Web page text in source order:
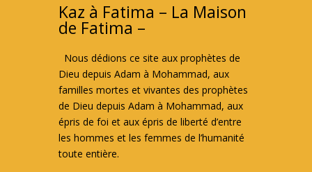
Kaz à Fatima – La Maison
de Fatima –
Nous dédions ce site aux prophètes de
Dieu depuis Adam à Mohammad, aux
familles mortes et vivantes des prophètes
de Dieu depuis Adam à Mohammad, aux
épris de foi et aux épris de liberté d’entre
les hommes et les femmes de l’humanité
toute entière.